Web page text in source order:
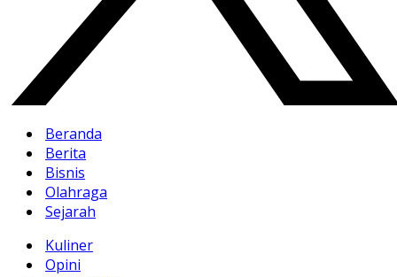
Beranda
Berita
Bisnis
Olahraga
Sejarah
Kuliner
Opini